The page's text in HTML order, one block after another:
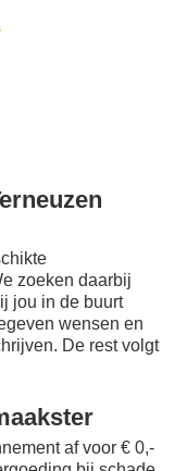
zoeken daarbij
jou in de buurt
wensen en
De rest volgt
af voor € 0,-